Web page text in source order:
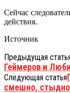
Сейчас
действия.
Источник
Предыдущая
Геймеров и
Следующая статья
смешно,